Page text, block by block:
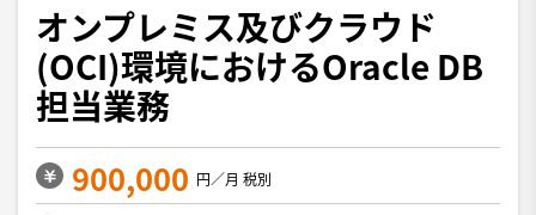
オンプレミス及びクラウド
(OCI)環境におけるOracle DB
担当業務
900,000 円／月 税別